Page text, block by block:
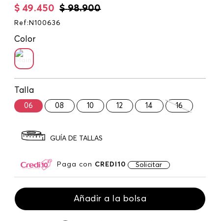
$ 98.900
$ 49.450
Ref : N100636
Color
Talla
06 08 10 12 14 16
GUÍA DE TALLAS
Paga con CREDI10 Solicitar
Añadir a la bolsa